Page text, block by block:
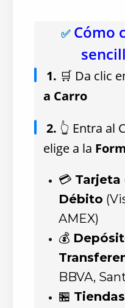
✅ Cómo
1. 🛒 Da clic
a Carro
2. 👆 Entra al
elige a la
💳 Tarjeta
Débito
AMEX)
💰
BBVA,
🏪